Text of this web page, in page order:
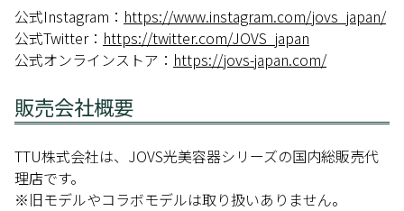
公式Instagram： https://www.instagram.com/jovs_japan/
公式Twitter： https://twitter.com/JOVS_japan
公式オンラインストア： https://jovs-japan.com/
販売会社概要
TTU株式会社は、JOVS光美容器シリーズの国内総販売代
理店です。
※旧モデルやコラボモデルは取り扱いありません。